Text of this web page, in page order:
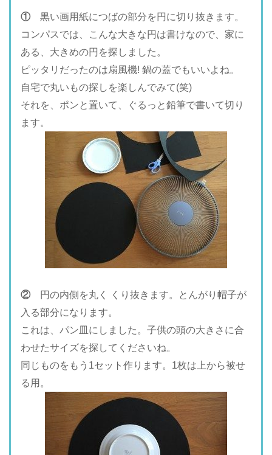
① 黒い画用紙につばの部分を円に切り抜きます。
コンパスでは、こんな大きな円は書けなので、家に
ある、大きめの円を探しました。
ピッタリだったのは扇風機! 鍋の蓋でもいいよね。
自宅で丸いもの探しを楽しんでみて(笑)
それを、ポンと置いて、ぐるっと鉛筆で書いて切り
ます。
② 円の内側を丸く くり抜きます。とんがり帽子が
入る部分になります。
これは、パン皿にしました。子供の頭の大きさに合
わせたサイズを探してくださいね。
同じものをもう1セット作ります。1枚は上から被せ
る用。